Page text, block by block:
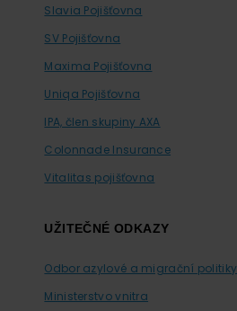
Slavia Pojišťovna
SV Pojišťovna
Maxima Pojišťovna
Uniqa Pojišťovna
IPA, člen skupiny AXA
Colonnade Insurance
Vitalitas pojišťovna
UŽITEČNÉ ODKAZY
Odbor azylové a migrační politiky
Ministerstvo vnitra